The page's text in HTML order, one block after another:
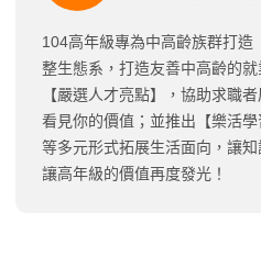
104高年級專為中高齡族群打造
整生態系，打造友善中高齡的
【嚴選人才亮點】，協助求職
看見你的價值；並推出【樂活
等多元形式拓展生活面向，讓
讓高年級的價值再度發光！